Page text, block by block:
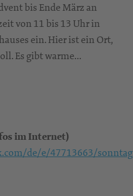
bis Ende März an
von 11 bis 13 Uhr in
ein. Hier ist ein Ort,
Es gibt warme...
im Internet)
de/e/47713663/